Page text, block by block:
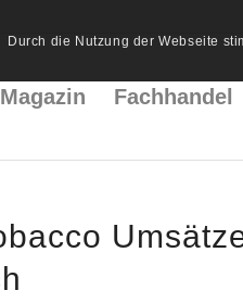
Magazin Fachhandel
Durch die Nutzung der Webseite